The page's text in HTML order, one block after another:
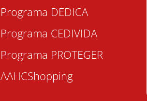
Programa DEDICA
Programa CEDIVIDA
Programa PROTEGER
AAHCShopping